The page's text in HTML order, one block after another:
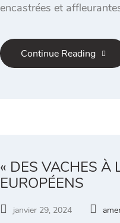
encastrées et
Continue Reading
« DES VACHES À
EUROPÉENS
janvier 29, 2024